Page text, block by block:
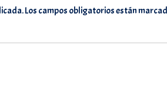
Los campos obligatorios están